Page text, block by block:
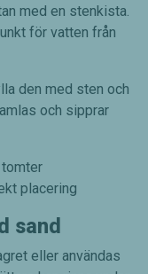
med en stenkista.
för vatten från
den med sten och
och sipprar
placering
sand
eller användas